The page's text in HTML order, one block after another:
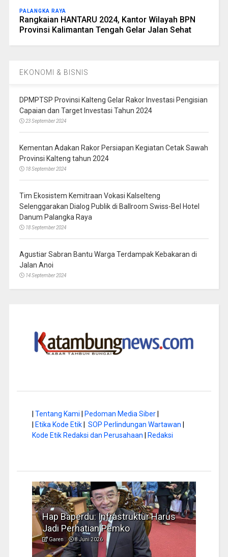
PALANGKA RAYA
Rangkaian HANTARU 2024, Kantor Wilayah BPN
Provinsi Kalimantan Tengah Gelar Jalan Sehat
EKONOMI & BISNIS
DPMPTSP Provinsi Kalteng Gelar Rakor Investasi Pengisian
Capaian dan Target Investasi Tahun 2024
23 September 2024
Kementan Adakan Rakor Persiapan Kegiatan Cetak Sawah
Provinsi Kalteng tahun 2024
18 September 2024
Tim Ekosistem Kemitraan Vokasi Kalselteng
Selenggarakan Dialog Publik di Ballroom Swiss-Bel Hotel
Danum Palangka Raya
18 September 2024
Agustiar Sabran Bantu Warga Terdampak Kebakaran di
Jalan Anoi
14 September 2024
Tentang Kami Pedoman Media Siber|
Etika Kode Etik| SOP Perlindungan Wartawan
Kode Etik Redaksi dan Perusahaan
Redaksi
Hap Baperdu: Infrastruktur Harus
Jadi Perhatian Pemko
Garen 8 Juni 2026